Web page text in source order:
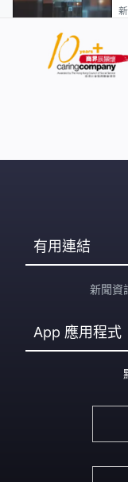
有用連結
新聞資
App 應用程式